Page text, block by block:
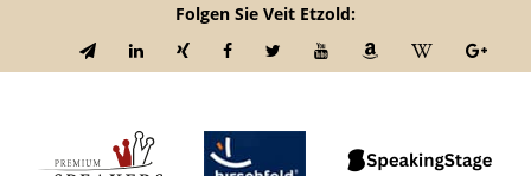
Folgen Sie Veit Etzold: